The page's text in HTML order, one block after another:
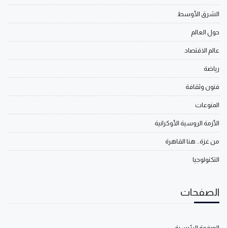
الشرق الأوسط
حول العالم
عالم الاقتصاد
رياضة
فنون وثقافة
المنوعات
الأزمة الروسية الأوكرانية
من غزة.. هنا القاهرة
التكنولوجيا
الصفحات